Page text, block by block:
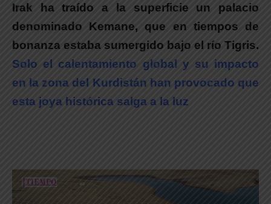
Irak ha traído a la superficie un palacio
denominado Kemane, que en tiempos de
bonanza estaba sumergido bajo el río Tigris.
Solo el calentamiento global y su impacto
en la zona del Kurdistán han provocado que
esta joya histórica salga a la luz